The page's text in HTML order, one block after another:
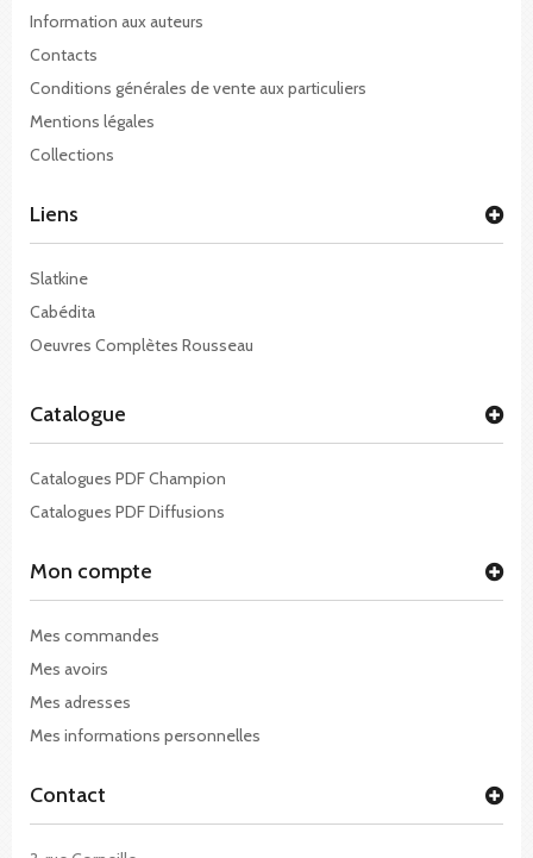
Information aux auteurs
Contacts
Conditions générales de vente aux particuliers
Mentions légales
Collections
Liens
Slatkine
Cabédita
Oeuvres Complètes Rousseau
Catalogue
Catalogues PDF Champion
Catalogues PDF Diffusions
Mon compte
Mes commandes
Mes avoirs
Mes adresses
Mes informations personnelles
Contact